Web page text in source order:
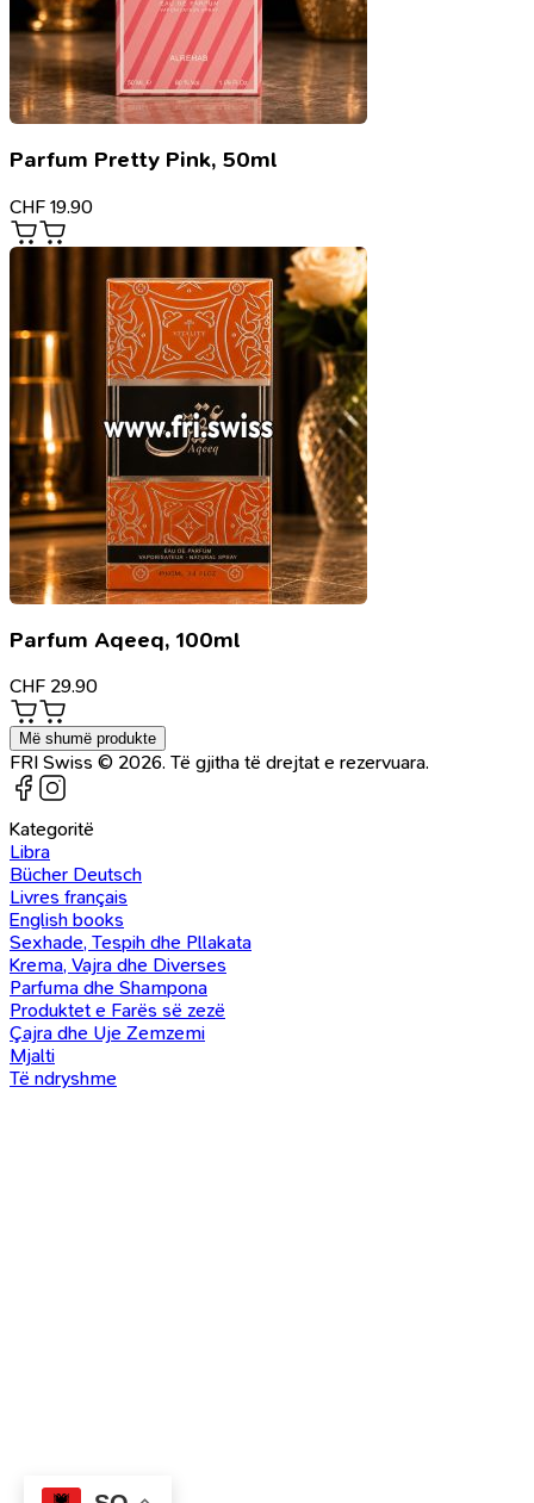
Parfum Pretty Pink, 50ml
CHF 19.90
Parfum Aqeeq, 100ml
CHF 29.90
Më shumë produkte
FRI Swiss © 2026. Të gjitha të drejtat e rezervuara.
Kategoritë
Libra
Bücher Deutsch
Livres français
English books
Sexhade, Tespih dhe Pllakata
Krema, Vajra dhe Diverses
Parfuma dhe Shampona
Produktet e Farës së zezë
Çajra dhe Uje Zemzemi
Mjalti
Të ndryshme